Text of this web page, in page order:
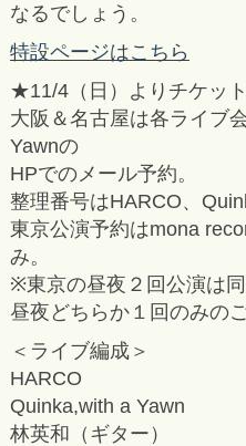
なるでしょう。
特設ページはこちら
★11/4（日）よりチケッ
大阪＆名古屋は各ライブ
Yawnの
HPでのメール予約。
整理番号はHARCO、
東京公演予約はmona
み。
※東京の昼夜２回公演は
昼夜どちらか１回のみの
＜ライブ編成＞
HARCO
Quinka,with a Yawn
林英和（ギター）